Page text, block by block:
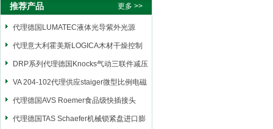
推荐产品 更多 >>
代理德国LUMATEC液体光导紫外光源
代理意大利霍美斯LOGICA木材干燥控制
仪
DRP系列代理德国Knocks气动三联件减压
阀
VA 204-102代理供应staiger微型比例电磁
阀
代理德国AVS Roemer食品级快插接头
代理德国TAS Schaefer机械锁紧盘进口膨